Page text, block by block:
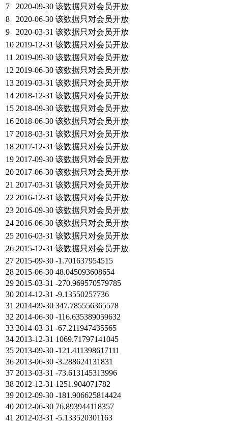
7
2020-09-30 该数据只对会员开放
8
2020-06-30 该数据只对会员开放
9
2020-03-31 该数据只对会员开放
10 2019-12-31 该数据只对会员开放
11 2019-09-30 该数据只对会员开放
12 2019-06-30 该数据只对会员开放
13 2019-03-31 该数据只对会员开放
14 2018-12-31 该数据只对会员开放
15 2018-09-30 该数据只对会员开放
16 2018-06-30 该数据只对会员开放
17 2018-03-31 该数据只对会员开放
18 2017-12-31 该数据只对会员开放
19 2017-09-30 该数据只对会员开放
20 2017-06-30 该数据只对会员开放
21 2017-03-31 该数据只对会员开放
22 2016-12-31 该数据只对会员开放
23 2016-09-30 该数据只对会员开放
24 2016-06-30 该数据只对会员开放
25 2016-03-31 该数据只对会员开放
26 2015-12-31 该数据只对会员开放
27 2015-09-30 -1.701637954515
28 2015-06-30 48.045093608654
29 2015-03-31 -270.969570579785
30 2014-12-31 -9.13550257736
31 2014-09-30 347.785556365578
32 2014-06-30 -116.635389059632
33 2014-03-31 -67.211947435565
34 2013-12-31 1069.71797141045
35 2013-09-30 -121.411398617111
36 2013-06-30 -3.288624131831
37 2013-03-31 -73.613145313996
38 2012-12-31 1251.904071782
39 2012-09-30 -181.906625814424
40 2012-06-30 76.893944118357
41 2012-03-31 -5.133520301163